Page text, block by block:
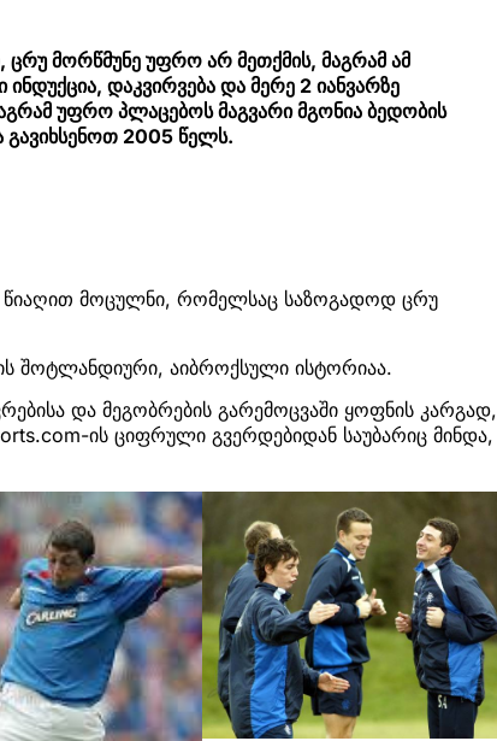
მორწმუნე უფრო არ მეთქმის, მაგრამ ამ
ინდუქცია, დაკვირვება და მერე 2 იანვარზე
უფრო პლაცებოს მაგვარი მგონია ბედობის
გავიხსენოთ 2005 წელს.
მოცულნი, რომელსაც საზოგადოდ ცრუ
შოტლანდიური, აიბროქსული ისტორიაა.
და მეგობრების გარემოცვაში ყოფნის კარგად,
ის ციფრული გვერდებიდან საუბარიც მინდა,